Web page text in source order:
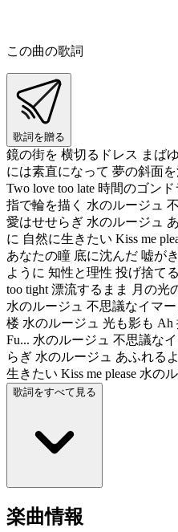
この曲の歌詞
歌詞を贈る
鏡の街を 横切るドレス まば
には素直になって 夢の斜面を
Two love too late 時間のゴン
指で輪を描く 水のルージュ
愛はせせらぎ 水のルージュ
に 自然に生きたい Kiss me
あなたの瞳 底に沈んだ 嘘が
ように 知性と理性 投げ捨て
too tight 漂流するまま 月の光
水のルージュ 不思議なイマ
楼 水のルージュ 光も影も
Fu... 水のルージュ 不思議な
らぎ 水のルージュ あふれる
生きたい Kiss me please 水の
歌詞をすべて見る
楽曲情報